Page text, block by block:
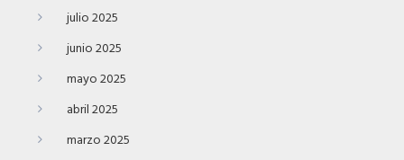
julio 2025
junio 2025
mayo 2025
abril 2025
marzo 2025